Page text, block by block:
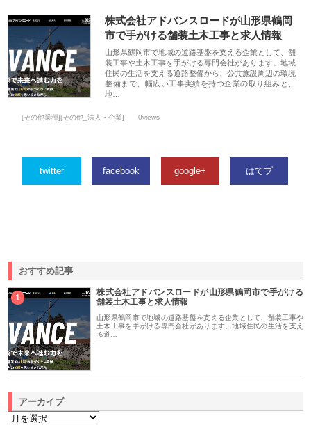
株式会社アドバンスロードが山形県鶴岡
市で手がける舗装土木工事と求人情報
山形県鶴岡市で地域の道路基盤を支える企業として、舗
装工事や土木工事を手がける専門会社があります。地域
住民の生活を支える道路整備から、公共施設周辺の環境
整備まで、幅広い工事実績を持つ企業の取り組みと、
地…
[その他業種][その他_法人・企業] 0views
twitter facebook google+ はてブ
おすすめ記事
1
株式会社アドバンスロードが山形県鶴岡市で手がける
舗装土木工事と求人情報
山形県鶴岡市で地域の道路基盤を支える企業として、舗装工事や
土木工事を手がける専門会社があります。地域住民の生活を支え
る道…
アーカイブ